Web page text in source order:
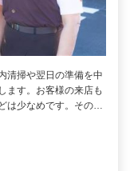
清掃や翌日の準備を中
ます。お客様の来店も
は少なめです。その…